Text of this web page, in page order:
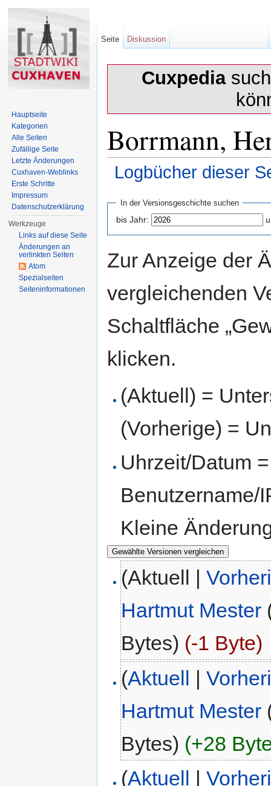
Cuxpedia
Borrmann,
Logbücher dieser
In der Versionsgeschichte suchen
bis Jahr:
Zur Anzeige der
vergleichenden
Schaltfläche
klicken.
(Aktuell) =
(Vorherige) =
Uhrzeit/Datum
Benutzername/
Kleine
(Aktuell |
Hartmut Mester
Bytes) (-1 Byte)
(Aktuell |
Hartmut Mester
Bytes) (+28
(Aktuell |
Seite Diskussion
Hauptseite
Kategorien
Alle Seiten
Zufällige Seite
Letzte Änderungen
Cuxhaven-Weblinks
Erste Schritte
Impressum
Datenschutzerklärung
Werkzeuge
Links auf diese Seite
Änderungen an
verlinkten Seiten
Atom
Spezialseiten
Seiten­informationen